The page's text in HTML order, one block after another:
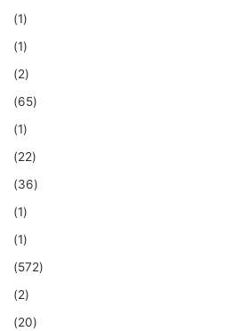
(1)
(1)
(2)
(65)
(1)
(22)
(36)
(1)
(1)
(572)
(2)
(20)